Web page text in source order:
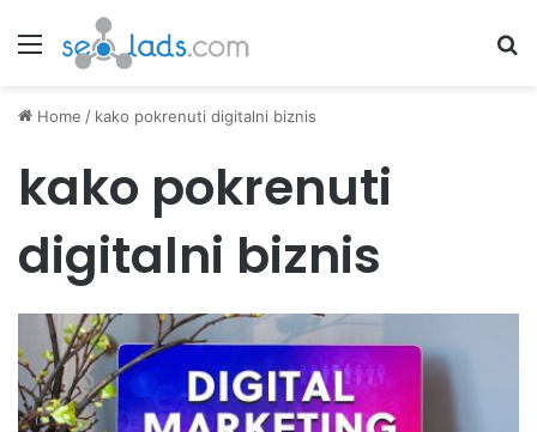
Menu
Home / kako pokrenuti digitalni biznis
kako pokrenuti
digitalni biznis